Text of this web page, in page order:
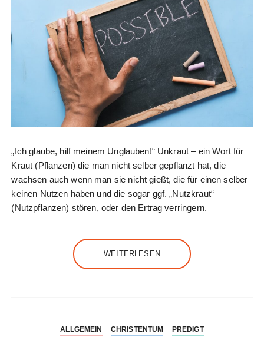
„Ich glaube, hilf meinem Unglauben!“ Unkraut – ein Wort für
Kraut (Pflanzen) die man nicht selber gepflanzt hat, die
wachsen auch wenn man sie nicht gießt, die für einen selber
keinen Nutzen haben und die sogar ggf. „Nutzkraut“
(Nutzpflanzen) stören, oder den Ertrag verringern.
WEITERLESEN
ALLGEMEIN CHRISTENTUM PREDIGT